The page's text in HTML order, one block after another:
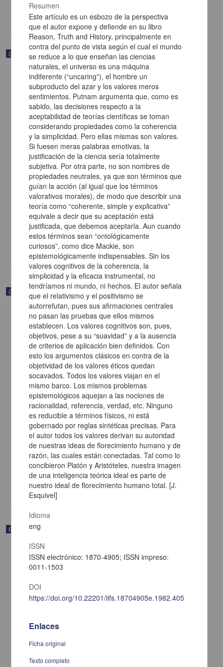
Correspondencia postal
Carta de Francisco Martínez Baca a Francisco I. Madero
felicitándolo por el triunfo de la causa
Martínez Baca, Francisco
[sin fecha]
Multidisciplina
Correspondencia postal
Carta de Vicente G. Muñoz a Francisco I. Madero ofreciéndole sus
servicios
Muñoz, Vicente G.
[sin fecha]
Multidisciplina
Publicación
Resumen
Este artículo es un esbozo de la perspectiva
que el autor expone y defiende en su libro
Reason, Truth and History, principalmente en
contra del punto de vista según el cual el mundo
se reduce a lo que enseñan las ciencias
naturales, el universo es una máquina
indiferente (“uncaring”), el hombre un
subproducto del azar y los valores meros
sentimientos. Putnam argumenta que, como es
sabido, las decisiones respecto a la
aceptabilidad de teorías científicas se toman
considerando propiedades como la coherencia
y la simplicidad. Pero ellas mismas son valores.
Si fuesen meras palabras emotivas, la
justificación de la ciencia sería totalmente
subjetiva. Por otra parte, no son nombres de
propiedades neutrales, ya que son términos que
guían la acción (al igual que los términos
valorativos morales), de modo que describir una
teoría como “coherente, simple y explicativa”
equivale a decir que su aceptación está
justificada, que debemos aceptarla. Aun cuando
estos términos sean “ontológicamente
curiosos”, como dice Mackie, son
epistemológicamente indispensables. Sin los
valores cognitivos de la coherencia, la
simplicidad y la eficacia instrumental, no
tendríamos ni mundo, ni hechos. El autor señala
que el relativismo y el positivismo se
autorrefutan, pues sus afirmaciones centrales
no pasan las pruebas que ellos mismos
establecen. Los valores cognitivos son, pues,
objetivos, pese a su “suavidad” y a la ausencia
de criterios de aplicación bien definidos. Con
esto los argumentos clásicos en contra de la
objetividad de los valores éticos quedan
socavados. Todos los valores viajan en el
mismo barco. Los mismos problemas
epistemológicos aquejan a las nociones de
racionalidad, referencia, verdad, etc. Ninguno
es reducible a términos físicos, ni está
gobernado por reglas sintéticas precisas. Para
el autor todos los valores derivan su autoridad
de nuestras ideas de florecimiento humano y de
razón, las cuales están conectadas. Tal como lo
concibieron Platón y Aristóteles, nuestra imagen
de una inteligencia teórica ideal es parte de
nuestro ideal de florecimiento humano total. [J.
Esquivel]
Idioma
eng
ISSN
ISSN electrónico: 1870-4905; ISSN impreso:
0011-1503
DOI
https://doi.org/10.22201/iifs.18704905e.1982.405
Enlaces
Ficha original
Texto completo